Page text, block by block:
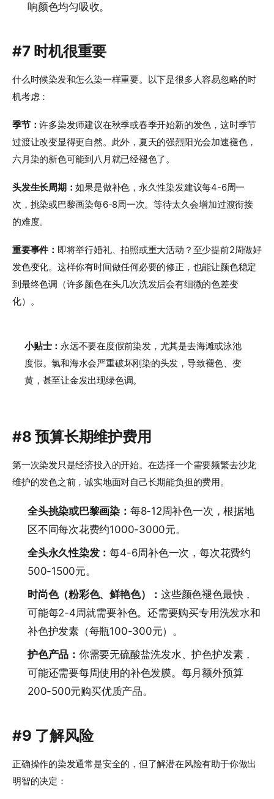
响颜色均匀吸收。
#7 时机很重要
什么时候染发和怎么染一样重要。以下是很多人容易忽略的时
机考虑：
季节：许多染发师建议在秋季或春季开始新的发色，这时季节
过渡让改变显得更自然。此外，夏天的强烈阳光会加速褪色，
六月染的新色可能到八月就已经褪色了。
头发生长周期：如果是做补色，永久性染发建议每4-6周一
次，挑染或巴黎画染每6-8周一次。等待太久会增加过渡衔接
的难度。
重要事件： 即将举行婚礼、拍照或重大活动？至少提前2周做好
发色变化。这样你有时间做任何必要的修正，也能让颜色稳定
到最终色调（许多颜色在头几次洗发后会有细微的色差变
化）。
小贴士： 永远不要在度假前染发，尤其是去海滩或泳池
度假。氯和海水会严重破坏刚染的头发，导致褪色、变
黄，甚至让金发出现绿色调。
#8 预算长期维护费用
第一次染发只是经济投入的开始。在选择一个需要频繁去沙龙
维护的发色之前，诚实地面对自己长期能负担的费用。
全头挑染或巴黎画染： 每8-12周补色一次，根据地
区不同每次花费约1000-3000元。
全头永久性染发：每4-6周补色一次，每次花费约
500-1500元。
时尚色（粉彩色、鲜艳色）：这些颜色褪色最快，
可能每2-4周就需要补色。还需要购买专用洗发水和
补色护发素（每瓶100-300元）。
护色产品： 你需要无硫酸盐洗发水、护色护发素，
可能还需要每周使用的补色发膜。每月额外预算
200-500元购买优质产品。
#9 了解风险
正确操作的染发通常是安全的，但了解潜在风险有助于你做出
明智的决定：